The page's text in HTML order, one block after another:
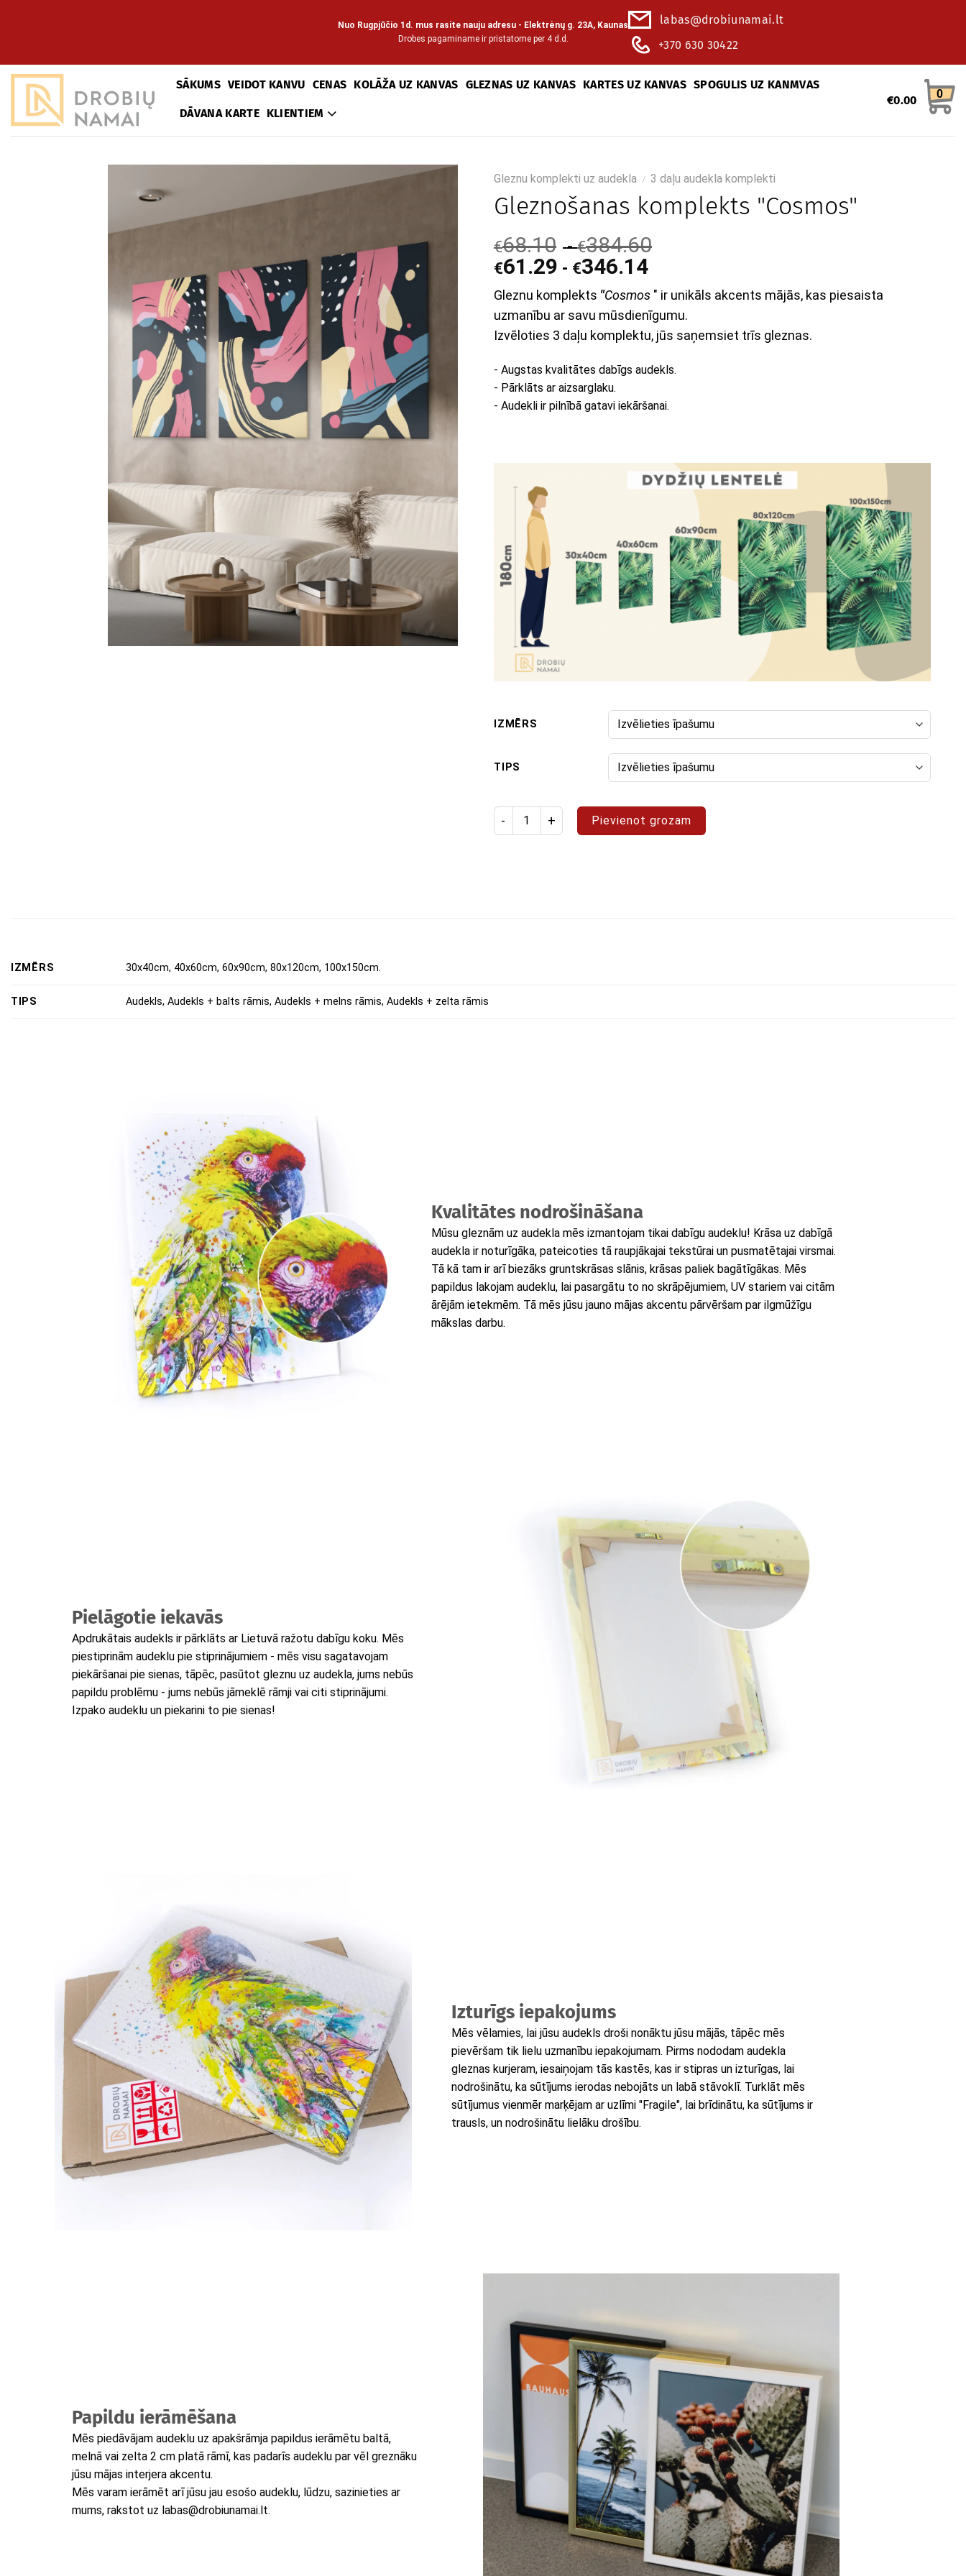
Nuo Rugpjūčio 1d. mus rasite nauju adresu - Elektrėnų g. 23A, Kaunas
Drobes pagaminame ir pristatome per 4 d.d.
labas@drobiunamai.lt
+370 630 30422
SĀKUMS VEIDOT KANVU CENAS KOLĀŽA UZ KANVAS GLEZNAS UZ KANVAS KARTES UZ KANVAS SPOGULIS UZ KANMVAS
DĀVANA KARTE KLIENTIEM
€0.00 0
Gleznu komplekti uz audekla / 3 daļu audekla komplekti
Gleznošanas komplekts "Cosmos"
€68.10 -€384.60
€61.29 - €346.14
Gleznu komplekts "Cosmos " ir unikāls akcents mājās, kas piesaista
uzmanību ar savu mūsdienīgumu.
Izvēloties 3 daļu komplektu, jūs saņemsiet trīs gleznas.
- Augstas kvalitātes dabīgs audekls.
- Pārklāts ar aizsarglaku.
- Audekli ir pilnībā gatavi iekāršanai.
IZMĒRS
TIPS
Produkta daudzums: Gleznošanas komplekts "Space
Pievienot grozam
IZMĒRS 30x40cm, 40x60cm, 60x90cm, 80x120cm, 100x150cm.
TIPS Audekls, Audekls + balts rāmis, Audekls + melns rāmis, Audekls + zelta rāmis
Kvalitātes nodrošināšana
Mūsu gleznām uz audekla mēs izmantojam tikai dabīgu audeklu! Krāsa uz dabīgā
audekla ir noturīgāka, pateicoties tā raupjākajai tekstūrai un pusmatētajai virsmai.
Tā kā tam ir arī biezāks gruntskrāsas slānis, krāsas paliek bagātīgākas. Mēs
papildus lakojam audeklu, lai pasargātu to no skrāpējumiem, UV stariem vai citām
ārējām ietekmēm. Tā mēs jūsu jauno mājas akcentu pārvēršam par ilgmūžīgu
mākslas darbu.
Pielāgotie iekavās
Apdrukātais audekls ir pārklāts ar Lietuvā ražotu dabīgu koku. Mēs
piestiprinām audeklu pie stiprinājumiem - mēs visu sagatavojam
piekāršanai pie sienas, tāpēc, pasūtot gleznu uz audekla, jums nebūs
papildu problēmu - jums nebūs jāmeklē rāmji vai citi stiprinājumi.
Izpako audeklu un piekarini to pie sienas!
Izturīgs iepakojums
Mēs vēlamies, lai jūsu audekls droši nonāktu jūsu mājās, tāpēc mēs
pievēršam tik lielu uzmanību iepakojumam. Pirms nododam audekla
gleznas kurjeram, iesaiņojam tās kastēs, kas ir stipras un izturīgas, lai
nodrošinātu, ka sūtījums ierodas nebojāts un labā stāvoklī. Turklāt mēs
sūtījumus vienmēr marķējam ar uzlīmi "Fragile", lai brīdinātu, ka sūtījums ir
trausls, un nodrošinātu lielāku drošību.
Papildu ierāmēšana
Mēs piedāvājam audeklu uz apakšrāmja papildus ierāmētu baltā,
melnā vai zelta 2 cm platā rāmī, kas padarīs audeklu par vēl greznāku
jūsu mājas interjera akcentu.
Mēs varam ierāmēt arī jūsu jau esošo audeklu, lūdzu, sazinieties ar
mums, rakstot uz labas@drobiunamai.lt.